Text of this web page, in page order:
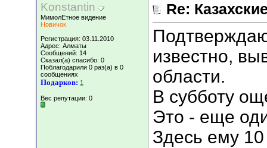
Konstantin
МимолЕтное видение
Новичок
Регистрация: 03.11.2010
Адрес: Алматы
Сообщений: 14
Сказал(а) спасибо: 0
Поблагодарили 0 раз(а) в 0
сообщениях
Подарков: 1
Вес репутации: 0
Re:
известно,
области.
В субботу
Это - еще
Здесь ему